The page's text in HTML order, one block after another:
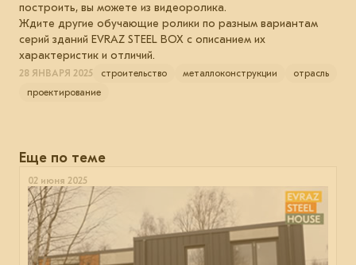
построить, вы можете из видеоролика.
Ждите другие обучающие ролики по разным вариантам
серий зданий EVRAZ STEEL BOX с описанием их
характеристик и отличий.
28 ЯНВАРЯ 2025 строительство металлоконструкции
отрасль
проектирование
Еще по теме
02 июня 2025